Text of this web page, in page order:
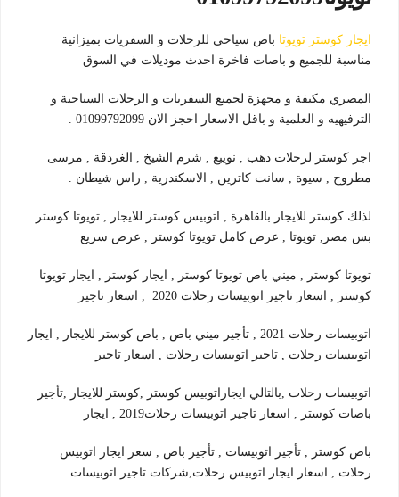
ايجار كوستر تويوتا باص سياحي للرحلات و السفريات بميزانية
مناسبة للجميع و باصات فاخرة احدث موديلات في السوق
المصري مكيفة و مجهزة لجميع السفريات و الرحلات السياحية و
الترفيهيه و العلمية و باقل الاسعار احجز الان 01099792099 .
اجر كوستر لرحلات دهب , نويبع , شرم الشيخ , الغردقة , مرسى
مطروح , سيوة , سانت كاترين , الاسكندرية , راس شيطان .
لذلك كوستر للايجار بالقاهرة , اتوبيس كوستر للايجار , تويوتا كوستر
بس مصر, تويوتا , عرض كامل تويوتا كوستر , عرض سريع
تويوتا كوستر , ميني باص تويوتا كوستر , ايجار كوستر , ايجار تويوتا
كوستر , اسعار تاجير اتوبيسات رحلات 2020 , اسعار تاجير
اتوبيسات رحلات 2021 , تأجير ميني باص , باص كوستر للايجار , ايجار
اتوبيسات رحلات , تاجير اتوبيسات رحلات , اسعار تاجير
اتوبيسات رحلات ,بالتالي ايجاراتوبيس كوستر ,كوستر للايجار ,تأجير
باصات كوستر , اسعار تاجير اتوبيسات رحلات2019 , ايجار
باص كوستر , تأجير اتوبيسات , تأجير باص , سعر ايجار اتوبيس
رحلات , اسعار ايجار اتوبيس رحلات,شركات تاجير اتوبيسات .